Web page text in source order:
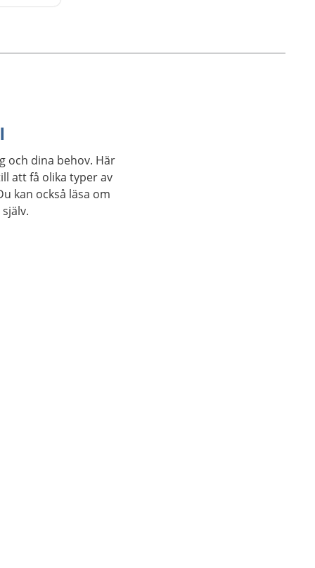
och dina behov. Här
att få olika typer av
kan också läsa om